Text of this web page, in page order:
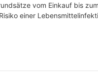
vom Einkauf bis
einer